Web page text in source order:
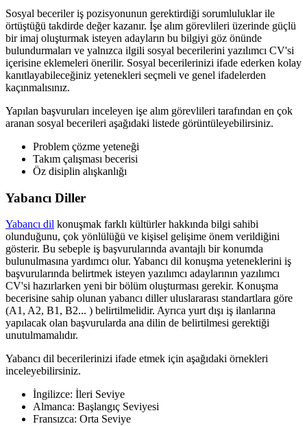
Sosyal beceriler iş pozisyonunun gerektirdiği sorumluluklar ile
örtüştüğü takdirde değer kazanır. İşe alım görevlileri üzerinde güçlü
bir imaj oluşturmak isteyen adayların bu bilgiyi göz önünde
bulundurmaları ve yalnızca ilgili sosyal becerilerini yazılımcı CV'si
içerisine eklemeleri önerilir. Sosyal becerilerinizi ifade ederken kolay
kanıtlayabileceğiniz yetenekleri seçmeli ve genel ifadelerden
kaçınmalısınız.
Yapılan başvuruları inceleyen işe alım görevlileri tarafından en çok
aranan sosyal becerileri aşağıdaki listede görüntüleyebilirsiniz.
Problem çözme yeteneği
Takım çalışması becerisi
Öz disiplin alışkanlığı
Yabancı Diller
Yabancı dil konuşmak farklı kültürler hakkında bilgi sahibi
olunduğunu, çok yönlülüğü ve kişisel gelişime önem verildiğini
gösterir. Bu sebeple iş başvurularında avantajlı bir konumda
bulunulmasına yardımcı olur. Yabancı dil konuşma yeteneklerini iş
başvurularında belirtmek isteyen yazılımcı adaylarının yazılımcı
CV'si hazırlarken yeni bir bölüm oluşturması gerekir. Konuşma
becerisine sahip olunan yabancı diller uluslararası standartlara göre
(A1, A2, B1, B2... ) belirtilmelidir. Ayrıca yurt dışı iş ilanlarına
yapılacak olan başvurularda ana dilin de belirtilmesi gerektiği
unutulmamalıdır.
Yabancı dil becerilerinizi ifade etmek için aşağıdaki örnekleri
inceleyebilirsiniz.
İngilizce: İleri Seviye
Almanca: Başlangıç Seviyesi
Fransızca: Orta Seviye